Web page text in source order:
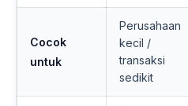
Cocok
untuk
Perusahaan
kecil /
transaksi
sedikit